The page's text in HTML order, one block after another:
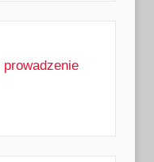
prowadzenie